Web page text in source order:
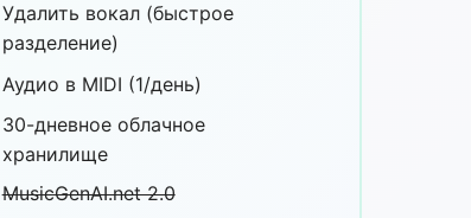
Удалить вокал (быстрое
разделение)
Аудио в MIDI (1/день)
30-дневное облачное
хранилище
MusicGenAI.net 2.0